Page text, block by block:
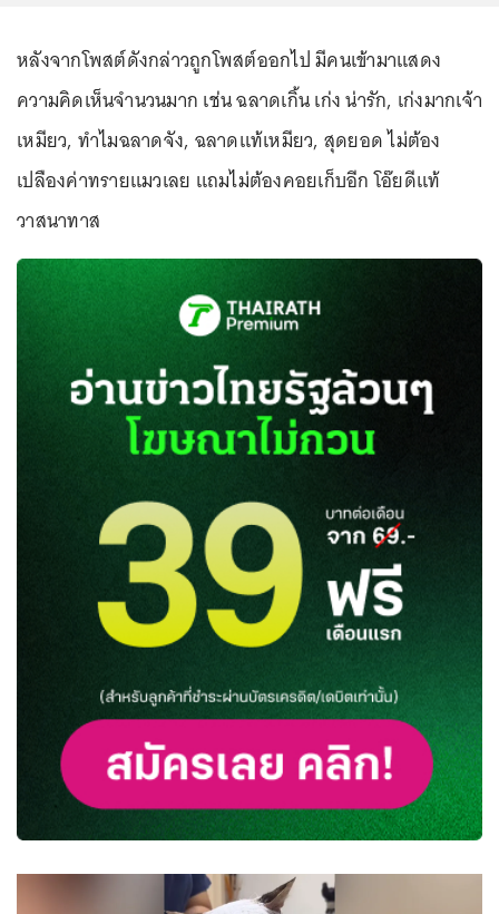
หลังจากโพสต์ดังกล่าวถูกโพสต์ออกไป มีคนเข้ามาแสดง
ความคิดเห็นจำนวนมาก เช่น ฉลาดเกิ้น เก่ง น่ารัก, เก่งมากเจ้า
เหมียว, ทำไมฉลาดจัง, ฉลาดแท้เหมียว, สุดยอด ไม่ต้อง
เปลืองค่าทรายแมวเลย แถมไม่ต้องคอยเก็บอีก โอ๊ยดีแท้
วาสนาทาส